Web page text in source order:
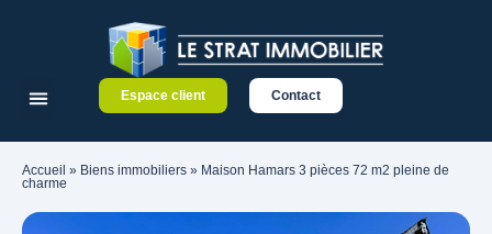
Espace client Contact
Accueil » Biens immobiliers » Maison Hamars 3 pièces 72 m2 pleine de
charme